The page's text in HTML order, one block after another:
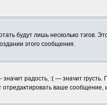
будут лишь несколько тэгов.
этого сообщения.
радость, :( — значит
ваше сообщение,